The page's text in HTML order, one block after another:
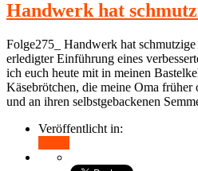
Handwerk hat
Folge275_ Handwerk hat
erledigter Einführung eines
ich euch heute mit in meinen
Käsebrötchen, die meine Oma
und an ihren selbstgebackenen
Veröffentlicht in: